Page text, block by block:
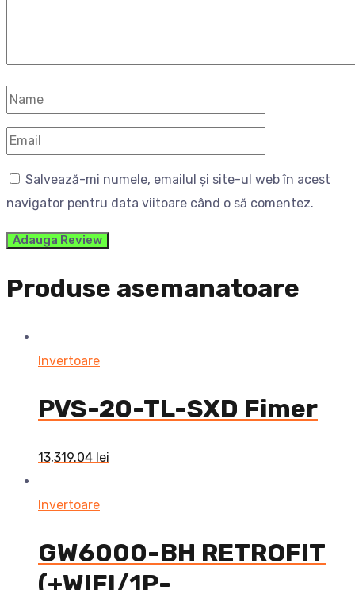
Salvează-mi numele, emailul și site-ul web în acest
navigator pentru data viitoare când o să comentez.
Produse asemanatoare
Invertoare
PVS-20-TL-SXD Fimer
13,319.04 lei
Invertoare
GW6000-BH RETROFIT
(+WIFI/1P-